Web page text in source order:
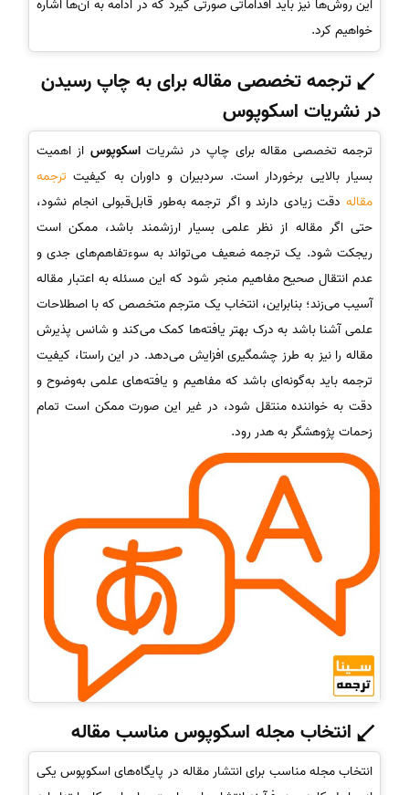
این روش‌ها نیز باید اقداماتی صورتی گیرد که در ادامه به آن‌ها اشاره
خواهیم کرد.
ترجمه تخصصی مقاله برای به چاپ رسیدن
در نشریات اسکوپوس
ترجمه تخصصی مقاله برای چاپ در نشریاتاسکوپوس از اهمیت
بسیار بالایی برخوردار است. سردبیران و داوران به کیفیتترجمه
مقاله دقت زیادی دارند و اگر ترجمه به‌طور قابل‌قبولی انجام نشود،
حتی اگر مقاله از نظر علمی بسیار ارزشمند باشد، ممکن است
ریجکت شود. یک ترجمه ضعیف می‌تواند به سوءتفاهم‌های جدی و
عدم انتقال صحیح مفاهیم منجر شود که این مسئله به اعتبار مقاله
آسیب می‌زند؛ بنابراین، انتخاب یک مترجم متخصص که با اصطلاحات
علمی آشنا باشد به درک بهتر یافته‌ها کمک می‌کند و شانس پذیرش
مقاله را نیز به طرز چشمگیری افزایش می‌دهد. در این راستا، کیفیت
ترجمه باید به‌گونه‌ای باشد که مفاهیم و یافته‌های علمی به‌وضوح و
دقت به خواننده منتقل شود، در غیر این صورت ممکن است تمام
زحمات پژوهشگر به هدر رود.
انتخاب مجله اسکوپوس مناسب مقاله
انتخاب مجله مناسب برای انتشار مقاله در پایگاه‌های اسکوپوس یکی